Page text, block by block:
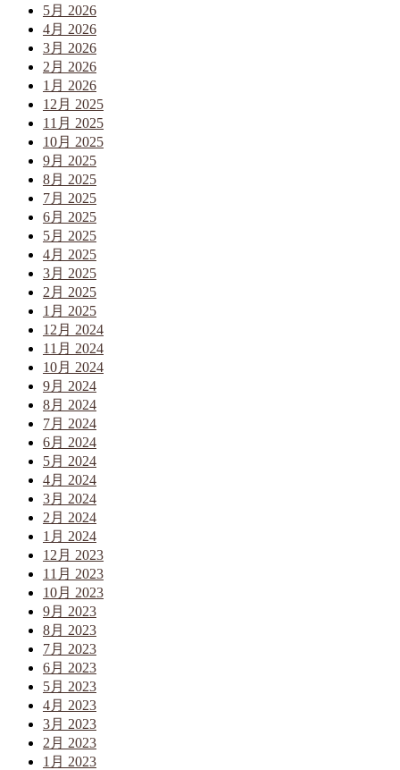
5月 2026
4月 2026
3月 2026
2月 2026
1月 2026
12月 2025
11月 2025
10月 2025
9月 2025
8月 2025
7月 2025
6月 2025
5月 2025
4月 2025
3月 2025
2月 2025
1月 2025
12月 2024
11月 2024
10月 2024
9月 2024
8月 2024
7月 2024
6月 2024
5月 2024
4月 2024
3月 2024
2月 2024
1月 2024
12月 2023
11月 2023
10月 2023
9月 2023
8月 2023
7月 2023
6月 2023
5月 2023
4月 2023
3月 2023
2月 2023
1月 2023